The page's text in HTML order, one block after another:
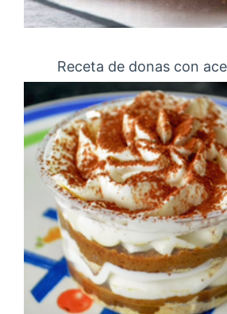
Receta de donas con